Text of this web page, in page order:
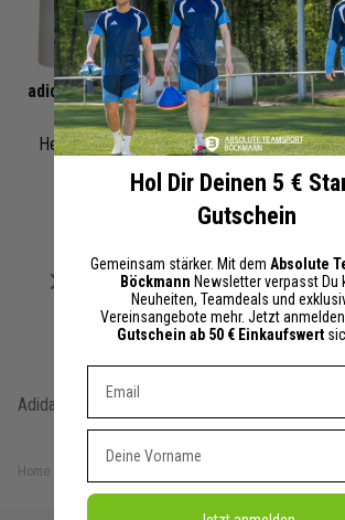
Home
adidas Condivo 22 Fussball
Short
Herren Damen | MD Short
16,00 €
Merken
+ 32 Interessenten
Adidas Condivo Kinder
Hol Dir Deinen 5 €
Gutschein
Gemeinsam stärker. Mit dem Absolute
Böckmann Newsletter verpasst Du
Neuheiten, Teamdeals und
Vereinsangebote mehr. Jetzt
Gutschein ab 50 € Einkaufswert
Dein E-mail Adresse
Vorname